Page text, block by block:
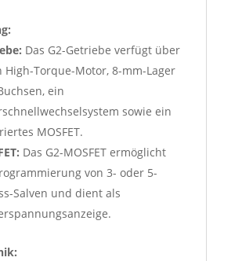
Das G2-Getriebe verfügt über
High-Torque-Motor, 8-mm-Lager
ein
sowie ein
MOSFET.
Das G2-MOSFET ermöglicht
von 3- oder 5-
Salven und dient als